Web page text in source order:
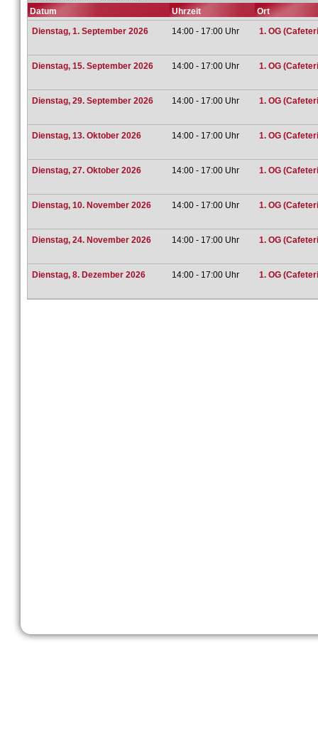
Datum Uhrzeit
Ort
Dienstag, 1. September 2026
14:00 - 17:00 Uhr 1. OG
Dienstag, 15. September 2026 14:00 - 17:00 Uhr 1. OG
Dienstag, 29. September 2026 14:00 - 17:00 Uhr 1. OG
Dienstag, 13. Oktober 2026 14:00 - 17:00 Uhr 1. OG
Dienstag, 27. Oktober 2026 14:00 - 17:00 Uhr 1. OG
Dienstag, 10. November 2026 14:00 - 17:00 Uhr 1. OG
Dienstag, 24. November 2026 14:00 - 17:00 Uhr 1. OG
Dienstag, 8. Dezember 2026 14:00 - 17:00 Uhr 1. OG